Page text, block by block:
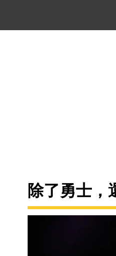
除了勇士，